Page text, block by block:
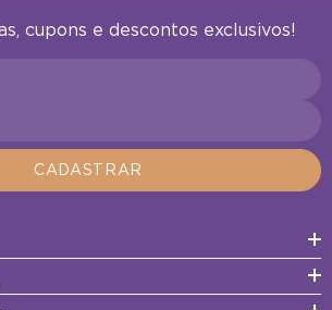
cupons e descontos exclusivos!
CADASTRAR